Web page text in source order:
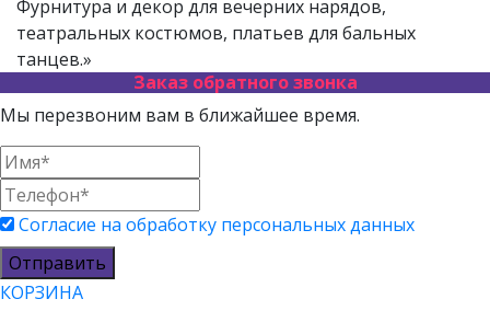
Фурнитура и декор для вечерних нарядов,
театральных костюмов, платьев для бальных
танцев.»
Заказ обратного звонка
Мы перезвоним вам в ближайшее время.
Согласие на обработку персональных данных
Отправить
КОРЗИНА